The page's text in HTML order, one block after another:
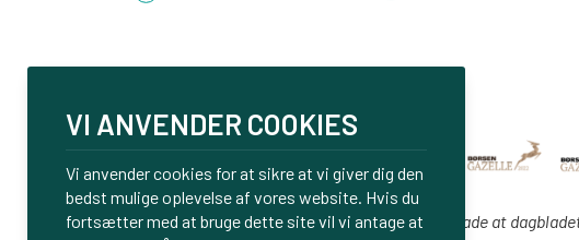
Vi er glade at
VI ANVENDER COOKIES
Vi anvender cookies for at sikre at vi giver dig den
bedst mulige oplevelse af vores website. Hvis du
fortsætter med at bruge dette site vil vi antage at